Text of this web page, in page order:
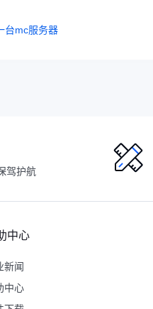
台mc服务器
驾护航
中心
新闻
中心